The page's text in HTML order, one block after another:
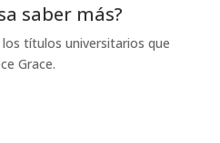
saber más?
títulos universitarios que
Grace.